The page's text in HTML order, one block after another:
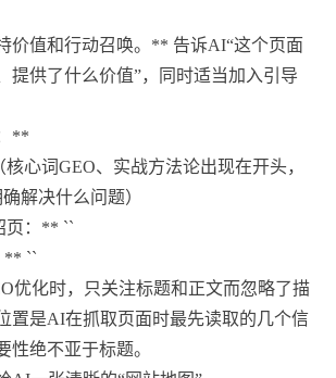
价值和行动召唤。** 告诉AI“这个页面
提供了什么价值”，同时适当加入引导
**
核心词GEO、实战方法论出现在开头，
解决什么问题）
页：** ``
** ``
优化时，只关注标题和正文而忽略了描
置是AI在抓取页面时最先读取的几个信
性绝不亚于标题。